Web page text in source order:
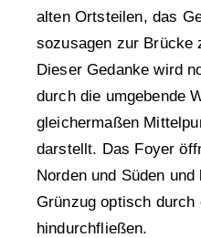
alten Ortsteilen, das
sozusagen zur Brücke
Dieser Gedanke wird
durch die umgebende
gleichermaßen
darstellt. Das Foyer
Norden und Süden
Grünzug optisch durch
hindurchfließen.